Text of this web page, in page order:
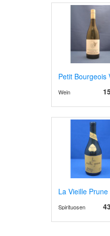
Petit Bourgeois
Wein
La Vieille Prune
Spirituosen